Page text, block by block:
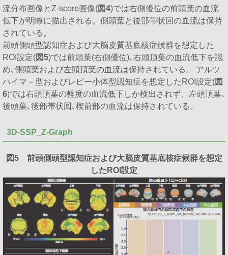
流分布画像とZ-score画像(図4)では右側優位の前頭葉の血流
低下が明瞭に描出される。側頭葉と後部帯状回の血流は保持
されている。
前頭側頭型認知症および大脳皮質基底核症候群を想定した
ROI設定(図5)では前頭葉(右側優位)､右頭頂葉の血流低下を認
め､側頭葉および左頭頂葉の血流は保持されている。 アルツ
ハイマ－型およびレビー小体型認知症を想定したROI設定(図
6)では右頭頂葉の軽度の血流低下しか検出されず、左頭頂葉､
後頭葉､後部帯状回､楔前部の血流は保持されている。
3D-SSP_Z-Graph
図5 前頭側頭型認知症および大脳皮質基底核症候群を想定
したROI設定